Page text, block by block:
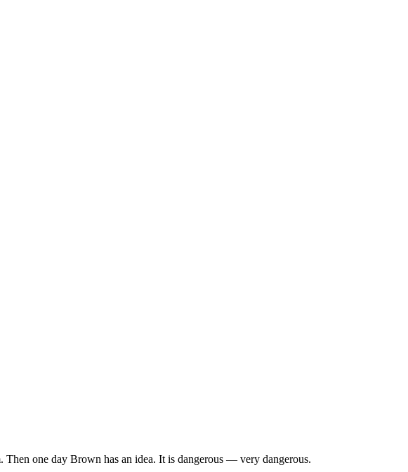
Then one day Brown has an idea. It is dangerous — very dangerous.